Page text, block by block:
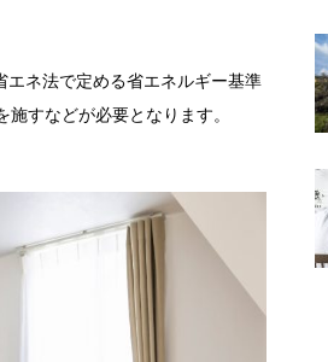
ネ法で定める省エネルギー基準
すなどが必要となります。